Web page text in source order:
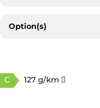
Option(s)
C 127 g/km